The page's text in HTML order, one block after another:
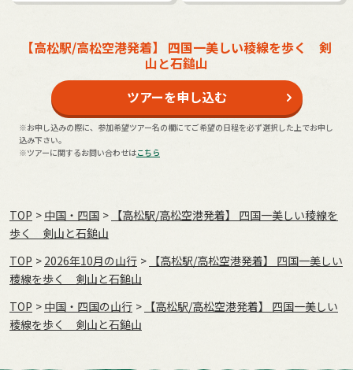
【高松駅/高松空港発着】 四国一美しい稜線を歩く 剣
山と石鎚山
ツアーを申し込む
※お申し込みの際に、参加希望ツアー名の欄にてご希望の日程を必ず選択した上でお申し
込み下さい。
※ツアーに関するお問い合わせはこちら
TOP 中国・四国
【高松駅/高松空港発着】 四国一美しい稜線を
歩く 剣山と石鎚山
TOP
2026年10月の⼭⾏
【高松駅/高松空港発着】 四国一美しい
稜線を歩く 剣山と石鎚山
TOP
中国・四国の山行
【高松駅/高松空港発着】 四国一美しい
稜線を歩く 剣山と石鎚山